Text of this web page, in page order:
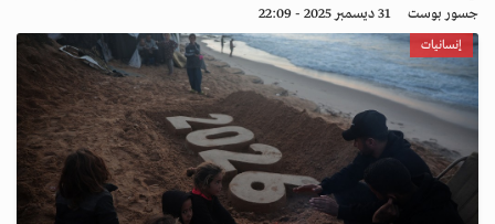
n
جسور بوست 31 ديسمبر 2025 - 22:09
إنسانيات